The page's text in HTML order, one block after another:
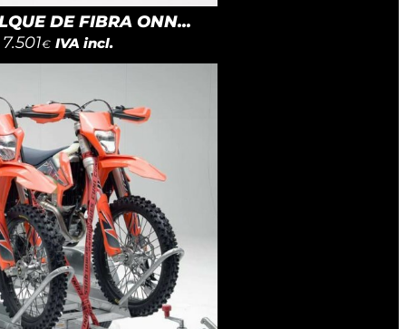
DE FIBRA ONN...
7.501€ IVA incl.